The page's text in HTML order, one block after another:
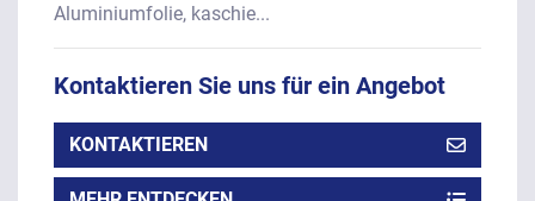
Aluminiumfolie, kaschie...
Kontaktieren Sie uns für ein Angebot
KONTAKTIEREN